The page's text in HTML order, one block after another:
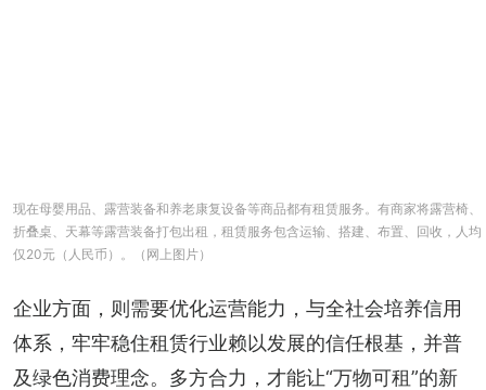
现在母婴用品、露营装备和养老康复设备等商品都有租赁服务。有商家将露营椅、
折叠桌、天幕等露营装备打包出租，租赁服务包含运输、搭建、布置、回收，人均
仅20元（人民币）。（网上图片）
企业方面，则需要优化运营能力，与全社会培养信用
体系，牢牢稳住租赁行业赖以发展的信任根基，并普
及绿色消费理念。多方合力，才能让“万物可租”的新